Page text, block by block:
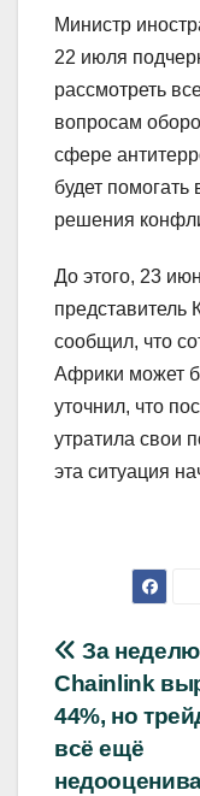
Министр
22 июля
рассмотреть
вопросам
сфере
будет помогать
решения
До этого, 23
представитель
сообщил, что
Африки может
уточнил, что
утратила свои
эта ситуация
по
записям
За неделю
Chainlink
44%, но
всё ещё